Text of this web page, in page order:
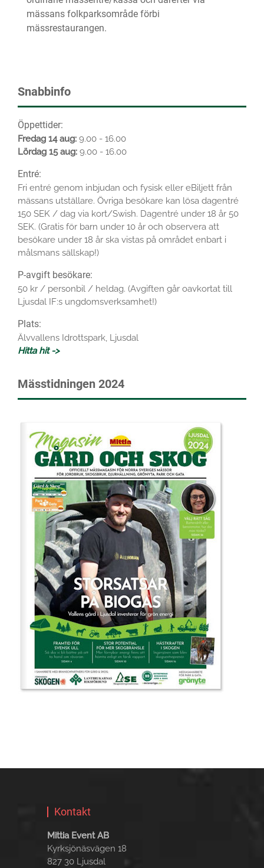
mässans folkparksområde förbi
mässrestaurangen.
Snabbinfo
Öppettider:
Fredag 14 aug: 9.00 - 16.00
Lördag 15 aug: 9.00 - 16.00
Entré:
Fri entré genom inbjudan och fysisk eller eBiljett från
mässans utställare. Övriga besökare kan lösa dagentré
150 SEK / dag via kort/Swish. Dagentré under 18 år 50
SEK. (Gratis för barn under 10 år och observera att
besökare under 18 år ska vistas på området enbart i
målsmans sällskap!)
P-avgift besökare:
50 kr / personbil / heldag. (Avgiften går oavkortat till
Ljusdal IF:s ungdomsverksamhet!)
Plats:
Älvvallens Idrottspark, Ljusdal
Hitta hit ->
Mässtidningen 2024
Kontakt
Mittia Event AB
Kyrksjönäsvägen 18
827 30 Ljusdal